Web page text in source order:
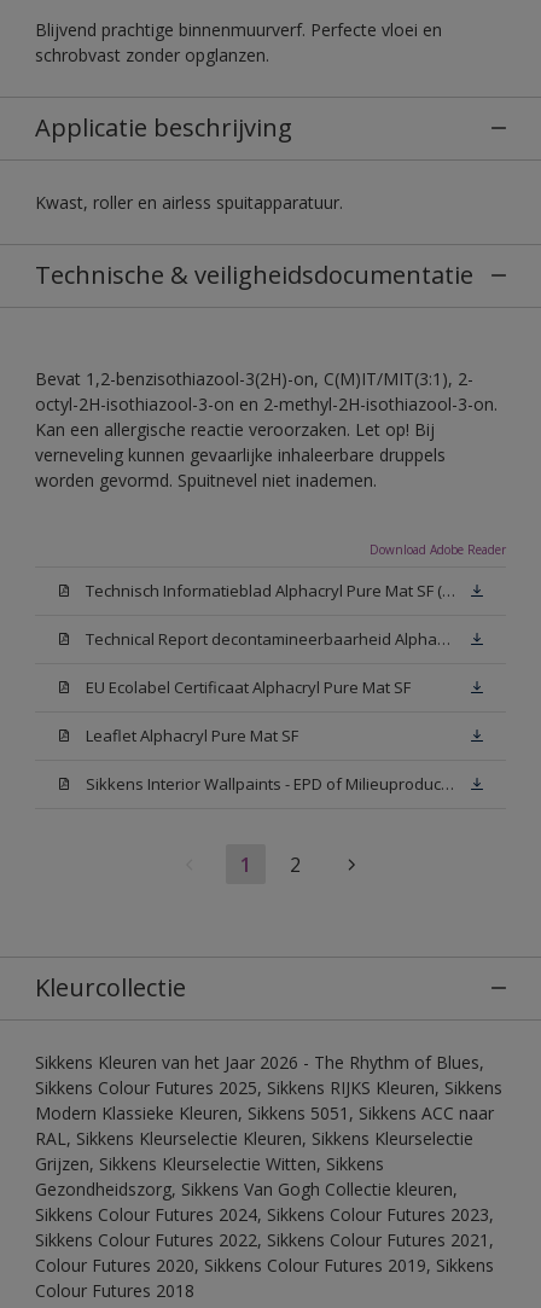
Blijvend prachtige binnenmuurverf. Perfecte vloei en
schrobvast zonder opglanzen.
Applicatie beschrijving
Kwast, roller en airless spuitapparatuur.
Technische & veiligheidsdocumentatie
Bevat 1,2-benzisothiazool-3(2H)-on, C(M)IT/MIT(3:1), 2-
octyl-2H-isothiazool-3-on en 2-methyl-2H-isothiazool-3-on.
Kan een allergische reactie veroorzaken. Let op! Bij
verneveling kunnen gevaarlijke inhaleerbare druppels
worden gevormd. Spuitnevel niet inademen.
Download Adobe Reader
Technisch Informatieblad Alphacryl Pure Mat SF (New Livery) (PDF)
Technical Report decontamineerbaarheid Alphacryl Pure Mat SF
EU Ecolabel Certificaat Alphacryl Pure Mat SF
Leaflet Alphacryl Pure Mat SF
Sikkens Interior Wallpaints - EPD of Milieuproductverklaring
1 2
Kleurcollectie
Sikkens Kleuren van het Jaar 2026 - The Rhythm of Blues,
Sikkens Colour Futures 2025, Sikkens RIJKS Kleuren, Sikkens
Modern Klassieke Kleuren, Sikkens 5051, Sikkens ACC naar
RAL, Sikkens Kleurselectie Kleuren, Sikkens Kleurselectie
Grijzen, Sikkens Kleurselectie Witten, Sikkens
Gezondheidszorg, Sikkens Van Gogh Collectie kleuren,
Sikkens Colour Futures 2024, Sikkens Colour Futures 2023,
Sikkens Colour Futures 2022, Sikkens Colour Futures 2021,
Colour Futures 2020, Sikkens Colour Futures 2019, Sikkens
Colour Futures 2018